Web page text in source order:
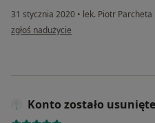
31 stycznia 2020 • lek. Piotr Parcheta
w opinii użytkownika Pacjent
zgłoś nadużycie
Konto zostało usunięte